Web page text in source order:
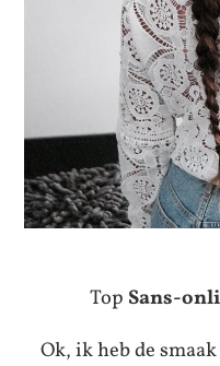
Top Sans-
Ok, ik heb de